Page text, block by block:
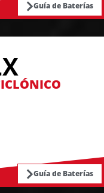
Guía de Baterías
Guía de Baterías